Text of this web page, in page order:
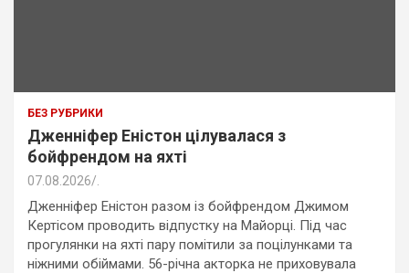
БЕЗ РУБРИКИ
Дженніфер Еністон цілувалася з
бойфрендом на яхті
07.08.2026
Дженніфер Еністон разом із бойфрендом Джимом
Кертісом проводить відпустку на Майорці. Під час
прогулянки на яхті пару помітили за поцілунками та
ніжними обіймами. 56-річна акторка не приховувала